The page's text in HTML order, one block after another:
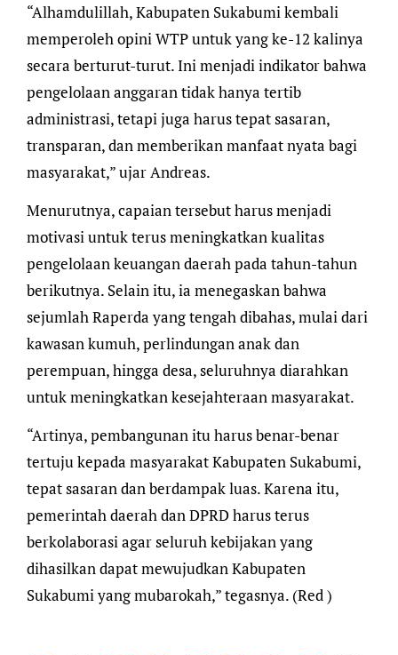
“Alhamdulillah, Kabupaten Sukabumi kembali
memperoleh opini WTP untuk yang ke-12 kalinya
secara berturut-turut. Ini menjadi indikator bahwa
pengelolaan anggaran tidak hanya tertib
administrasi, tetapi juga harus tepat sasaran,
transparan, dan memberikan manfaat nyata bagi
masyarakat,” ujar Andreas.
Menurutnya, capaian tersebut harus menjadi
motivasi untuk terus meningkatkan kualitas
pengelolaan keuangan daerah pada tahun-tahun
berikutnya. Selain itu, ia menegaskan bahwa
sejumlah Raperda yang tengah dibahas, mulai dari
kawasan kumuh, perlindungan anak dan
perempuan, hingga desa, seluruhnya diarahkan
untuk meningkatkan kesejahteraan masyarakat.
“Artinya, pembangunan itu harus benar-benar
tertuju kepada masyarakat Kabupaten Sukabumi,
tepat sasaran dan berdampak luas. Karena itu,
pemerintah daerah dan DPRD harus terus
berkolaborasi agar seluruh kebijakan yang
dihasilkan dapat mewujudkan Kabupaten
Sukabumi yang mubarokah,” tegasnya. (Red )